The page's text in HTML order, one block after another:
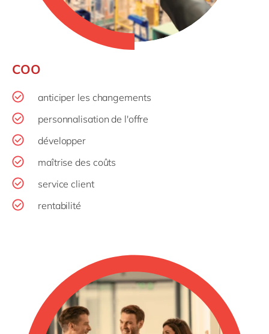
COO
anticiper les changements
personnalisation de l'offre
développer
maîtrise des coûts
service client
rentabilité